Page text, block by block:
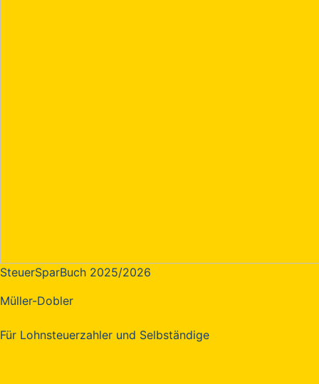
SteuerSparBuch 2025/2026
Müller-Dobler
Für Lohnsteuerzahler und Selbständige